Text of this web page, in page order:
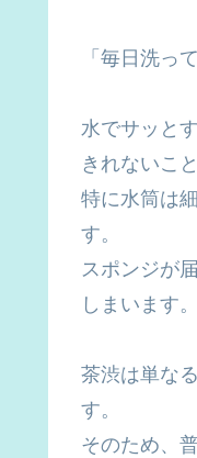
「毎日洗っ
水でサッと
きれないこ
特に水筒は
す。
スポンジが
しまいます。
茶渋は単な
す。
そのため、